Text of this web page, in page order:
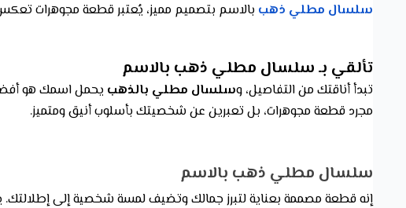
سلسال مطلي ذهب بالاسم بتصميم مميز، يُعتبر قطعة مجوهرات تعكس
تألقي بـ سلسال مطلي ذهب بالاسم
تبدأ أناقتك من التفاصيل، وسلسال مطلي بالذهب يحمل اسمك هو أفضل
مجرد قطعة مجوهرات، بل تعبرين عن شخصيتك بأسلوب أنيق ومتميز.
سلسال مطلي ذهب بالاسم
إنه قطعة مصممة بعناية لتبرز جمالك وتضيف لمسة شخصية إلى إطلالتك.